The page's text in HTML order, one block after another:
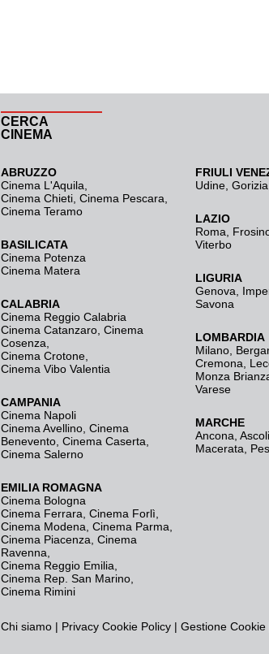
CERCA
CINEMA
ABRUZZO
Cinema L'Aquila
Cinema Chieti, Cinema Pescara,
Cinema Teramo
BASILICATA
Cinema Potenza
Cinema Matera
CALABRIA
Cinema Reggio Calabria
Cinema Catanzaro Cinema
Cosenza
Cinema Crotone
Cinema Vibo Valentia
CAMPANIA
Cinema Napoli
Cinema Avellino Cinema
Benevento Cinema Caserta
Cinema Salerno
EMILIA ROMAGNA
Cinema Bologna
Cinema Ferrara Cinema Forlì
Cinema Modena Cinema Parma
Cinema Piacenza Cinema
Ravenna
Cinema Reggio Emilia
Cinema Rep. San Marino
Cinema Rimini
FRIULI
Udine Gorizia
LAZIO
Roma
Viterbo
LIGURIA
Genova
Savona
LOMBARDIA
Milano
Cremona
Monza
Varese
MARCHE
Ancona
Macerata
Chi siamo | Privacy Cookie Policy | Gestione Cookie